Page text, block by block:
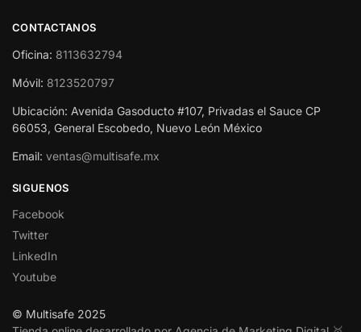
CONTACTANOS
Oficina: 8113632794
Móvil: 8123520797
Ubicación: Avenida Gasoducto #107, Privadas el Sauce CP
66053, General Escobedo, Nuevo León México
Email: ventas@multisafe.mx
SIGUENOS
Facebook
Twitter
LinkedIn
Youtube
© Multisafe 2025